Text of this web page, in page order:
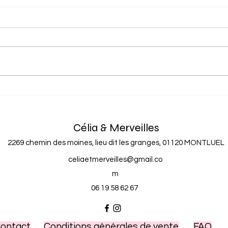
Célia & Merveilles
2269 chemin des moines, lieu dit les granges, 01120 MONTLUEL
celiaetmerveilles@gmail.co
m
06 19 58 62 67